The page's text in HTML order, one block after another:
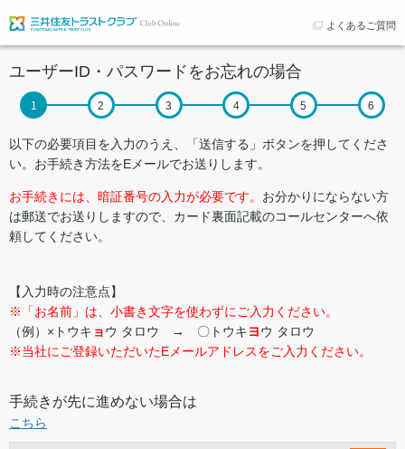
よくあるご質問
ユーザーID・パスワードをお忘れの場合
以下の必要項目を入力のうえ、「送信する」ボタンを押してくださ
い。お手続き方法をEメールでお送りします。
お手続きには、暗証番号の入力が必要です。 お分かりにならない方
は郵送でお送りしますので、カード裏面記載のコールセンターへ依
頼してください。
【入力時の注意点】
※「お名前」は、小書き文字を使わずにご入力ください。
（例）×トウキ ョウ タロウ → 〇トウキヨウ タロウ
※当社にご登録いただいたEメールアドレスをご入力ください。
手続きが先に進めない場合は
こちら